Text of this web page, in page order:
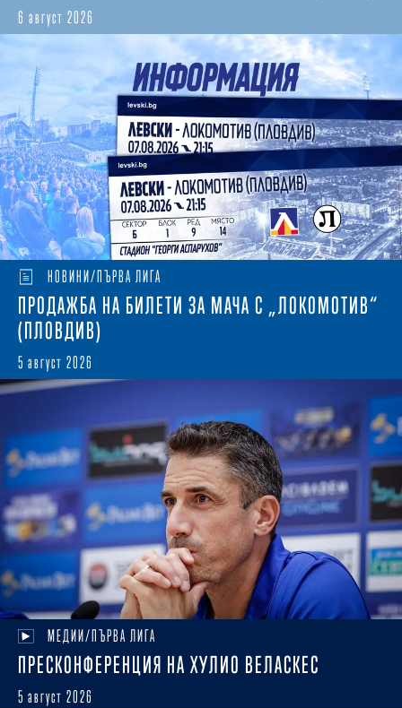
6 август 2026
НОВИНИ/ПЪРВА ЛИГА
ПРОДАЖБА НА БИЛЕТИ ЗА МАЧА С „ЛОКОМОТИВ“
(ПЛОВДИВ)
5 август 2026
МЕДИИ/ПЪРВА ЛИГА
ПРЕСКОНФЕРЕНЦИЯ НА ХУЛИО ВЕЛАСКЕС
5 август 2026